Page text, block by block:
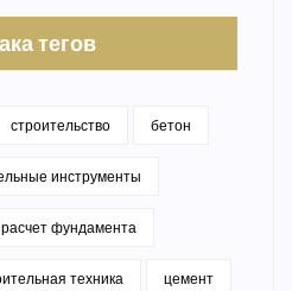
тегов
строительство бетон
инструменты
расчет фундамента
техника цемент